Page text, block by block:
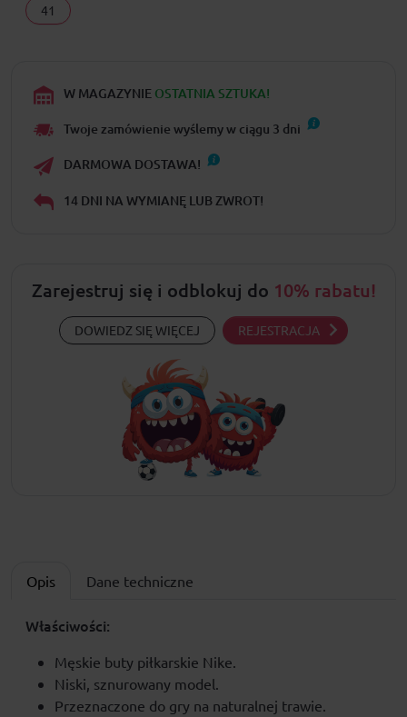
41
W MAGAZYNIE OSTATNIA SZTUKA!
Twoje zamówienie wyślemy w ciągu 3 dni
DARMOWA DOSTAWA!
14 DNI NA WYMIANĘ LUB ZWROT!
Zarejestruj się i odblokuj do 10% rabatu!
DOWIEDZ SIĘ WIĘCEJ REJESTRACJA
Opis Dane techniczne
Właściwości:
Męskie buty piłkarskie Nike.
Niski, sznurowany model.
Przeznaczone do gry na naturalnej trawie.